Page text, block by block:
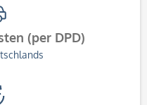
(per DPD)